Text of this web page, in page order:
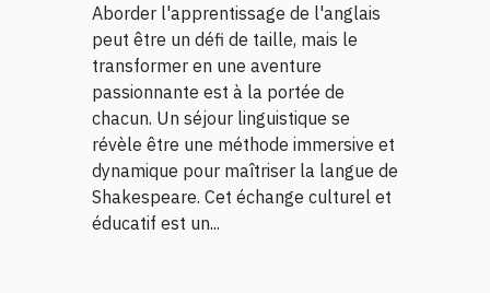
Aborder l'apprentissage de l'anglais
peut être un défi de taille, mais le
transformer en une aventure
passionnante est à la portée de
chacun. Un séjour linguistique se
révèle être une méthode immersive et
dynamique pour maîtriser la langue de
Shakespeare. Cet échange culturel et
éducatif est un...